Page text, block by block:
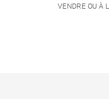
VENDRE OU À